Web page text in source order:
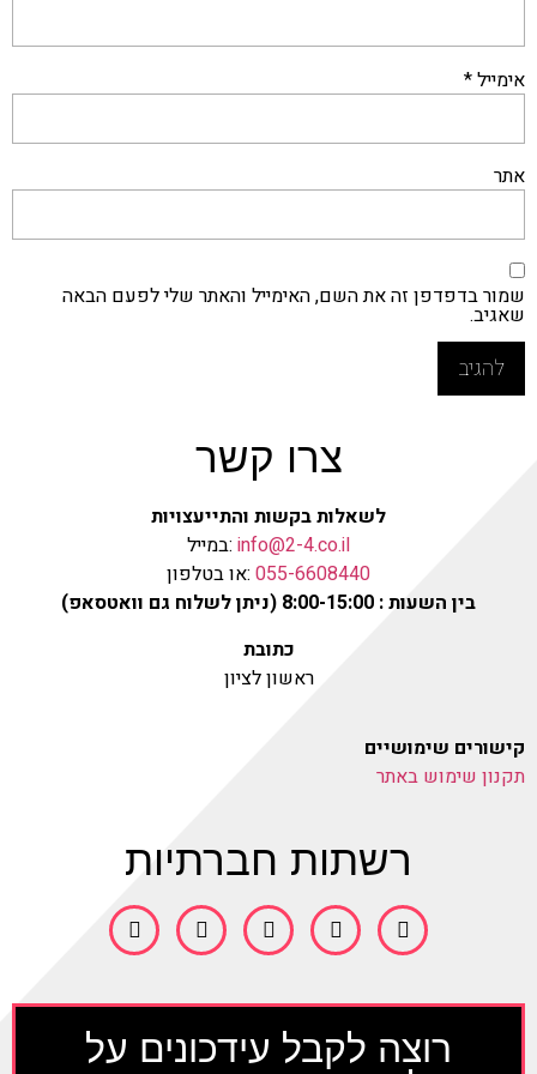
אימייל*
אתר
שמור בדפדפן זה את השם, האימייל והאתר שלי לפעם הבאה
שאגיב.
רוצה לקבל עידכונים על
רשתות חברתיות
צרו קשר
לשאלות בקשות והתייעצויות
info@2-4.co.il :במייל
055-6608440 :או בטלפון
בין השעות : 8:00-15:00 (ניתן לשלוח גם וואטסאפ)
כתובת
ראשון לציון
קישורים שימושיים
תקנון שימוש באתר